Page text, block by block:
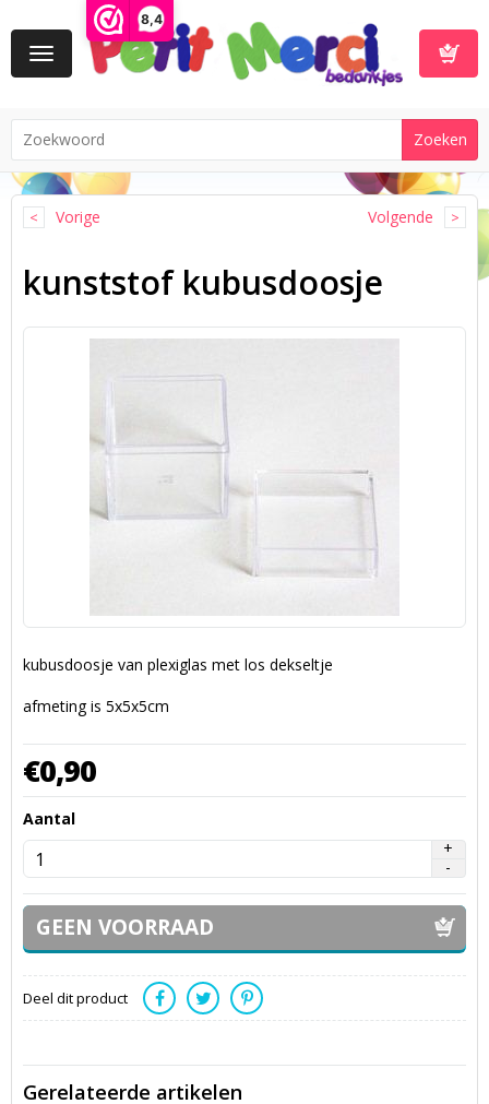
8,4
Toggle
navigation
Vorige Volgende
kunststof kubusdoosje
kubusdoosje van plexiglas met los dekseltje
afmeting is 5x5x5cm
€0,90
Aantal
Deel dit product
Gerelateerde artikelen